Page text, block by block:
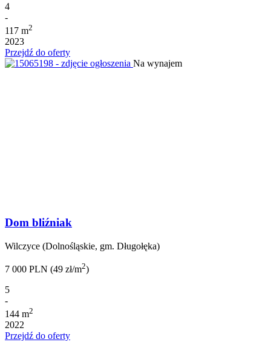
4
-
117 m2
2023
Przejdź do oferty
Na wynajem
Dom bliźniak
Wilczyce (Dolnośląskie, gm. Długołęka)
7 000 PLN (49 zł/m2)
5
-
144 m2
2022
Przejdź do oferty